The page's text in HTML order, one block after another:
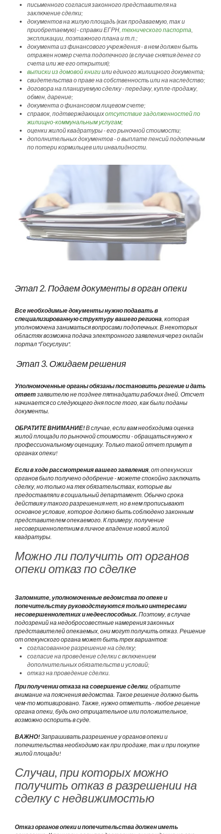
письменного согласия законного представителя на
заключение сделки;
документов на жилую площадь (как продаваемую, так и
приобретаемую) - справки ЕГРН, технического паспорта
экспликации, поэтажного плана и т.п.;
документа из финансового учреждения - в нем должен быть
отражен номер счета подопечного (в случае снятия денег со
счета или же его открытия);
выписки из домовой книгиили единого жилищного документа;
свидетельства о праве на собственность или на наследство;
договора на планируемую сделку - передачу, купле-продажу,
обмен, дарение;
документа о финансовом лицевом счете;
справок, подтверждающихотсутствие задолженностей по
жилищно-коммунальным услугам;
оценки жилой квадратуры - его рыночной стоимости;
дополнительных документов - о выплате пенсий подопечным
по потери кормильцев или инвалидности.
Этап 2. Подаем документы в орган опеки
Все необходимые документы нужно подавать в
специализированную структуру вашего региона , которая
уполномочена заниматься вопросами подопечных. В некоторых
областях возможна подача электронного заявления через онлайн
портал "Госуслуги".
Этап 3. Ожидаем решения
Уполномоченные органы обязаны постановить решение и дать
ответзаявителю не позднее пятнадцати рабочих дней. Отсчет
начинается со следующего дня после того, как были поданы
документы.
ОБРАТИТЕ ВНИМАНИЕ!В случае, если вам необходима оценка
жилой площади по рыночной стоимости - обращаться нужно к
профессиональному оценщику. Только такой отчет примут в
органах опеки!
Если в ходе рассмотрения вашего заявления , от опекунских
органов было получено одобрение - можете спокойно заключать
сделку, но только на тех обязательствах, которые вы
предоставляли в социальный департамент. Обычно срока
действия у такого разрешения нет, но в нем прописывают
основное условие, которое должно быть соблюдено законным
представителем опекаемого. К примеру, получение
несовершеннолетним в личное владение новой жилой
квадратуры.
Можно ли получить от органов
опеки отказ по сделке
Запомните, уполномоченные ведомства по опеке и
попечительству руководствуются только интересами
несовершеннолетних и недееспособных. Поэтому, в случае
подозрений на недобросовестные намерения законных
представителей опекаемых, они могут получить отказ. Решение
от опекунского органа может быть трех вариантов:
согласованное разрешение на сделку;
согласие на проведение сделки с включением
дополнительных обязательств и условий;
отказ на проведение сделки.
При получении отказа на совершение сделки , обратите
внимание на пояснения ведомства. Такое решение должно быть
чем-то мотивировано. Также, нужно отметить - любое решение
органа опеки, будь оно отрицательное или положительное,
возможно оспорить в суде.
ВАЖНО!Запрашивать разрешение у органов опеки и
попечительства необходимо как при продаже, так и при покупке
жилой площади!
Случаи, при которых можно
получить отказ в разрешении на
сделку с недвижимостью
Отказ органов опеки и попечительства должен иметь